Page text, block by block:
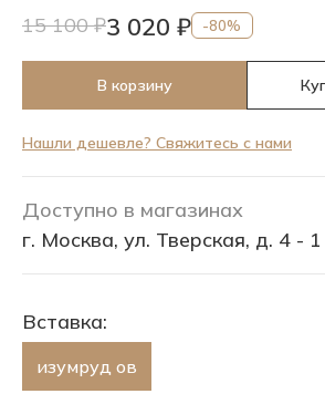
15 100 ₽3 020 ₽ -80%
В корзину
Нашли дешевле? Свяжитесь с нами
Доступно в магазинах
г. Москва, ул. Тверская, д. 4 -
Вставка:
изумруд ов